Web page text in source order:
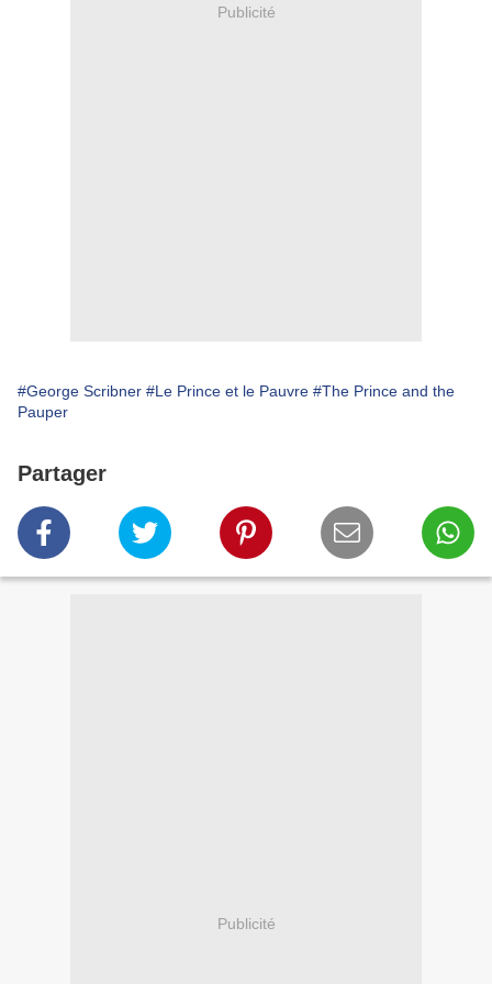
Publicité
#George Scribner #Le Prince et le Pauvre #The Prince and the
Pauper
Partager
Publicité